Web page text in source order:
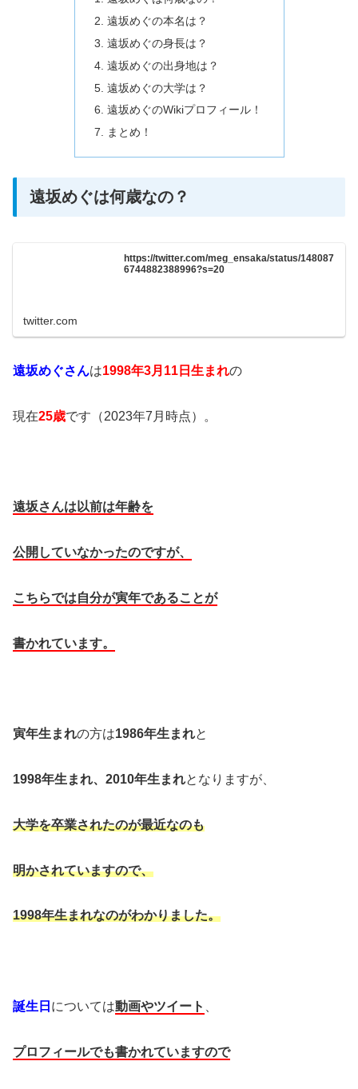
遠坂めぐの本名は？
遠坂めぐの身長は？
遠坂めぐの出身地は？
遠坂めぐの大学は？
遠坂めぐのWikiプロフィール！
まとめ！
遠坂めぐは何歳なの？
https://twitter.com/meg_ensaka/status/148087
6744882388996?s=20
twitter.com
遠坂めぐさんは1998年3月11日生まれの
現在25歳です（2023年7月時点）。
遠坂さんは以前は年齢を
公開していなかったのですが、
こちらでは自分が寅年であることが
書かれています。
寅年生まれの方は1986年生まれと
1998年生まれ、2010年生まれとなりますが、
大学を卒業されたのが最近なのも
明かされていますので、
1998年生まれなのがわかりました。
誕生日 については動画やツイート
プロフィールでも書かれていますので